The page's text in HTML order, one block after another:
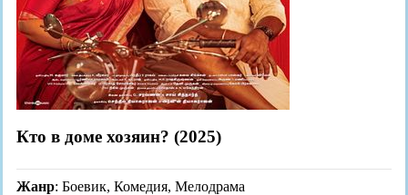
Кто в доме хозяин? (2025)
Жанр: Боевик, Комедия, Мелодрама